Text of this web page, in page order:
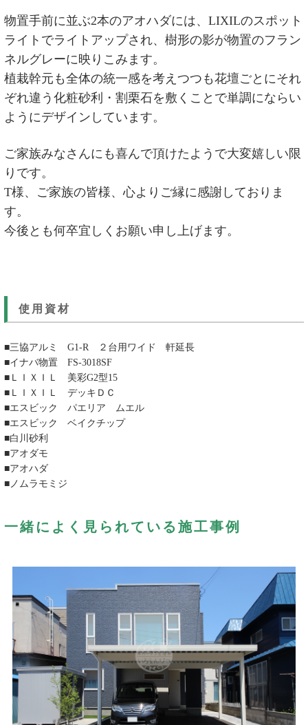
物置手前に並ぶ2本のアオハダには、LIXILのスポット
ライトでライトアップされ、樹形の影が物置のフラン
ネルグレーに映りこみます。
植栽幹元も全体の統一感を考えつつも花壇ごとにそれ
ぞれ違う化粧砂利・割栗石を敷くことで単調にならい
ようにデザインしています。
ご家族みなさんにも喜んで頂けたようで大変嬉しい限
りです。
T様、ご家族の皆様、心よりご縁に感謝しておりま
す。
今後とも何卒宜しくお願い申し上げます。
使用資材
■三協アルミ G1-R ２台用ワイド 軒延長
■イナバ物置 FS-3018SF
■ＬＩＸＩＬ 美彩G2型15
■ＬＩＸＩＬ デッキＤＣ
■エスビック パエリア ムエル
■エスビック ベイクチップ
■白川砂利
■アオダモ
■アオハダ
■ノムラモミジ
一緒によく見られている施工事例